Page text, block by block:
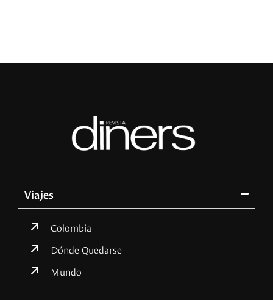
Viajes
Colombia
Dónde Quedarse
Mundo